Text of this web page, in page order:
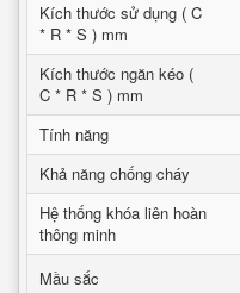
Kích thước sử dụng ( C
* R * S ) mm
Kích thước ngăn kéo (
C * R * S ) mm
Tính năng
Khả năng chống cháy
Hệ thống khóa liên hoàn
thông minh
Mầu sắc